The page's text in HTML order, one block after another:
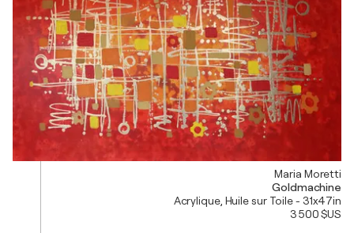
Maria Moretti
Goldmachine
Acrylique, Huile sur Toile - 31x47in
3 500 $US